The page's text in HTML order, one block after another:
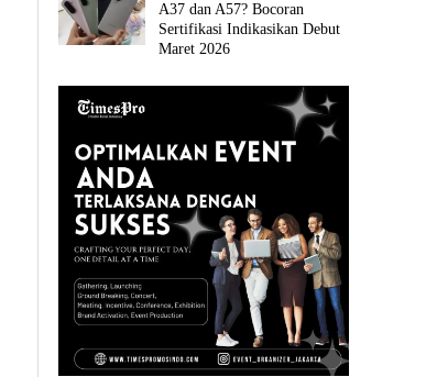
A37 dan A57? Bocoran
Sertifikasi Indikasikan Debut
Maret 2026